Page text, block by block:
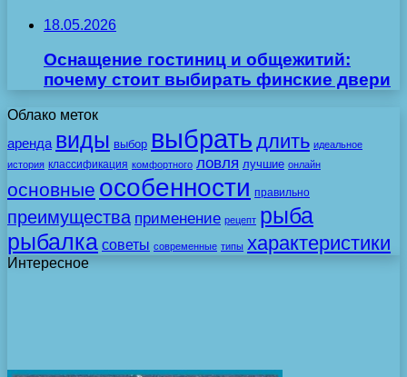
18.05.2026
Оснащение гостиниц и общежитий:
почему стоит выбирать финские двери
Облако меток
аренда виды выбор выбрать длить идеальное
история классификация комфортного ловля лучшие онлайн
основные особенности правильно
преимущества применение рецепт рыба
рыбалка советы современные типы характеристики
Интересное